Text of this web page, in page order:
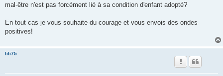
mal-être n'est pas forcément lié à sa condition d'enfant adopté?
En tout cas je vous souhaite du courage et vous envois des ondes
positives!
lili75